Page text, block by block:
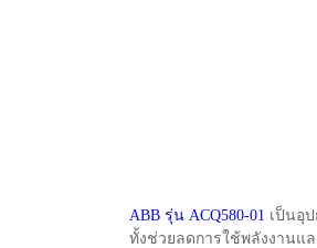
ABB รุ่น ACQ580-01 เป็นอุ
ทั้งช่วยลดการใช้พลังงานแ